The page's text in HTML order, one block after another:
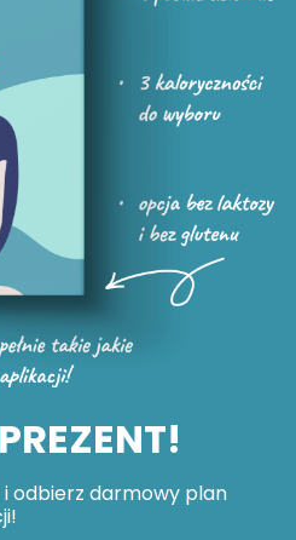
odbierz darmowy plan